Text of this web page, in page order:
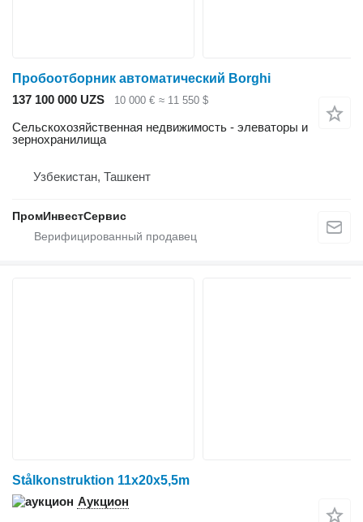
Пробоотборник автоматический Borghi
137 100 000 UZS
10 000 € ≈ 11 550 $
Сельскохозяйственная недвижимость - элеваторы и
зернохранилища
Узбекистан, Ташкент
ПромИнвестСервис
Stålkonstruktion 11x20x5,5m
Аукцион